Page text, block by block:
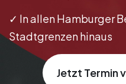
✓ In allen Hamburger
Stadtgrenzen hinaus
Jetzt Termin